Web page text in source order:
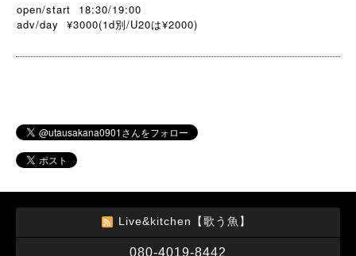
open/start 18:30/19:00
adv/day ¥3000(1d別 /U20は¥2000)
Live&kitchen【歌う魚】
080-4019-8442